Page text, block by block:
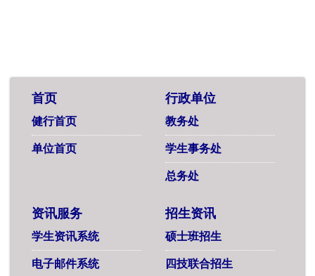
首页
健行首页
单位首页
行政单位
教务处
学生事务处
总务处
资讯服务
学生资讯系统
电子邮件系统
招生资讯
硕士班招生
四技联合招生